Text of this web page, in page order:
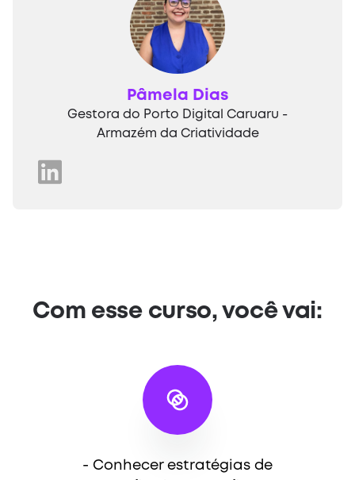
Pâmela Dias
Gestora do Porto Digital Caruaru -
Armazém da Criatividade
Com esse curso, você vai:
- Conhecer estratégias de